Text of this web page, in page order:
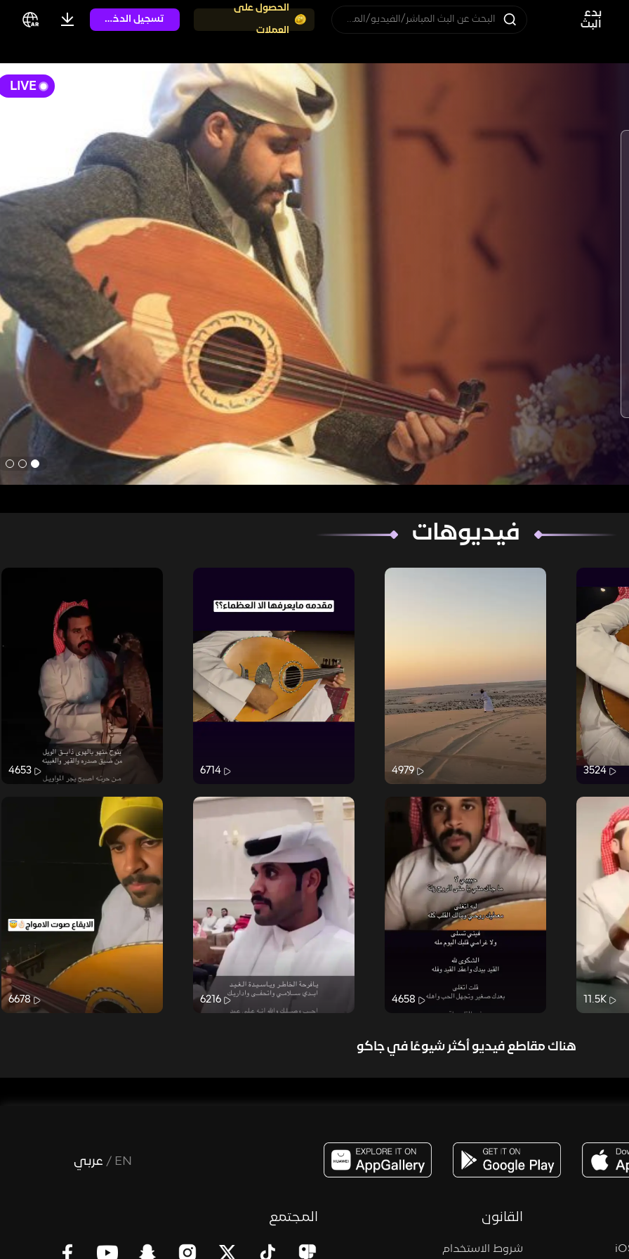
بدء
البث
البحث عن البث المباشر/الفيديو/المستخدم
الحصول على
العملات
تسجيل الدخول
LIVE
فيديوهات
3524
4979
6714
4653
11.5K
4658
6216
6678
هناك مقاطع فيديو أكثر شيوعًا في جاكو
EN
/ عربي
القانون
شروط الاستخدام
المجتمع